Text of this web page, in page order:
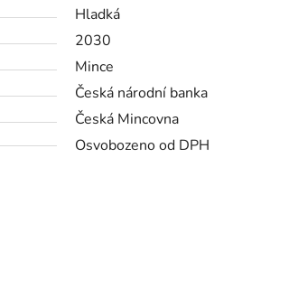
Hladká
2030
Mince
Česká národní banka
Česká Mincovna
Osvobozeno od DPH